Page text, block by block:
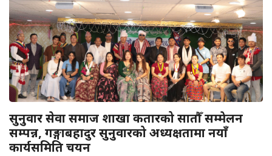
सुनुवार सेवा समाज शाखा कतारको सातौँ सम्मेलन
सम्पन्न, गङ्गाबहादुर सुनुवारको अध्यक्षतामा नयाँ
कार्यसमिति चयन